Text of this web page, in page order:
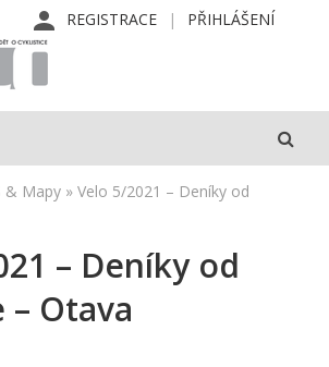
REGISTRACE PŘIHLÁŠENÍ
& Mapy » Velo 5/2021 – Deníky od
– Deníky od
Otava